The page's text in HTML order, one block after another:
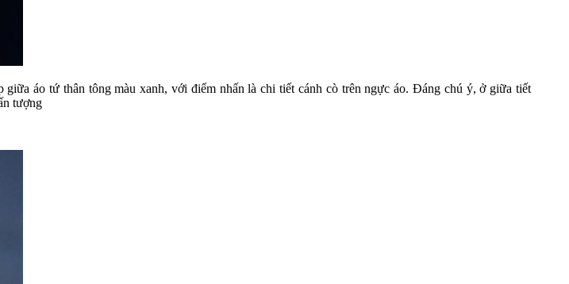
giữa áo tứ thân tông màu xanh, với điểm nhấn là chi tiết cánh cò trên ngực áo. Đáng chú ý, ở giữa tiết
tượng